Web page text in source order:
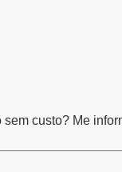
custo? Me